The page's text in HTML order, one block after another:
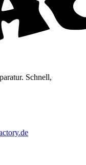
Schnell,